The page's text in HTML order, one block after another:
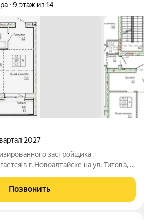
9 этаж из 14
2027
застройщика
в г. Новоалтайске на ул. Титова, 6.
Позвонить